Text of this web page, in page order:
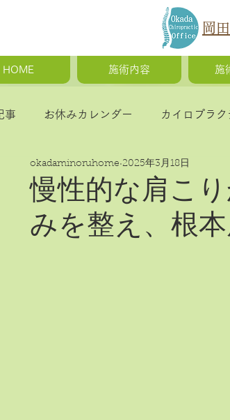
岡
HOME 施術内容 施
事 お休みカレンダー カイロプラ
の痛み・肩こり・背中の痛み 猫背・側弯
盤矯正・産後の骨盤矯正 慢性疲労・体
慢性的な肩こ
みを整え、根
okadaminoruhome 2025年3月18日